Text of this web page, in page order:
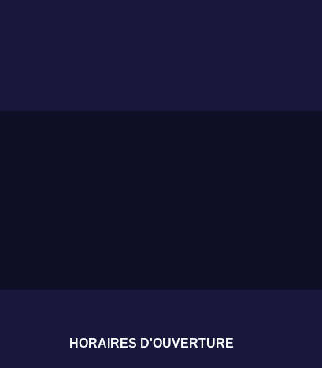
HORAIRES D'OUVERTURE